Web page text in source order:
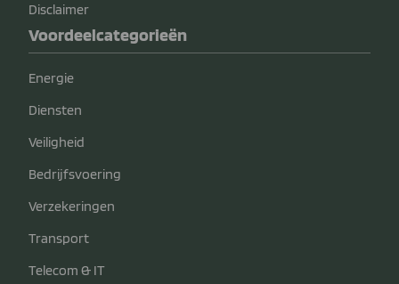
Disclaimer
Voordeelcategorieën
Energie
Diensten
Veiligheid
Bedrijfsvoering
Verzekeringen
Transport
Telecom & IT